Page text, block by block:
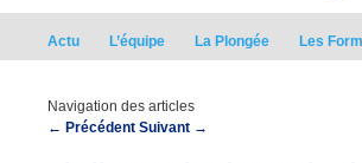
Actu L’équipe La Plongée Les
Navigation des articles
← Précédent Suivant →